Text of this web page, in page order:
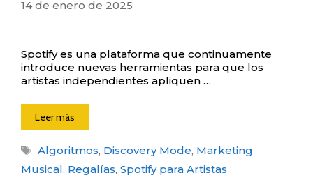
14 de enero de 2025
Spotify es una plataforma que continuamente
introduce nuevas herramientas para que los
artistas independientes apliquen …
Leer más
Etiquetas
Algoritmos, Discovery Mode, Marketing
Musical, Regalías, Spotify para Artistas